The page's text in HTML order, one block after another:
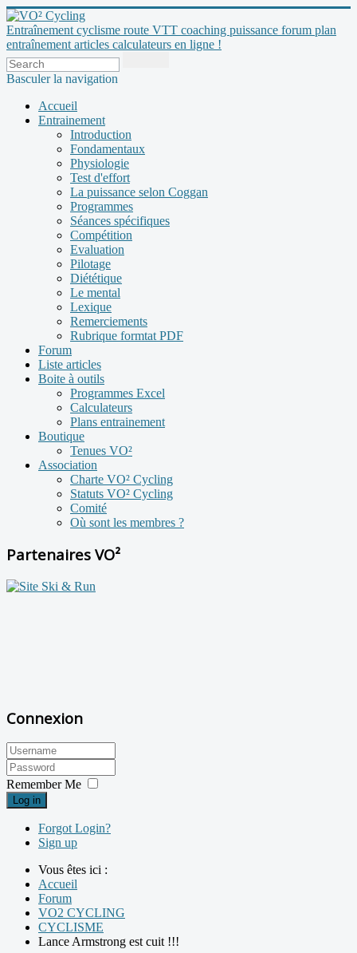
Entraînement cyclisme route VTT coaching puissance forum plan
entraînement articles calculateurs en ligne !
Basculer la navigation
Accueil
Entrainement
Introduction
Fondamentaux
Physiologie
Test d'effort
La puissance selon Coggan
Programmes
Séances spécifiques
Compétition
Evaluation
Pilotage
Diététique
Le mental
Lexique
Remerciements
Rubrique formtat PDF
Forum
Liste articles
Boite à outils
Programmes Excel
Calculateurs
Plans entrainement
Boutique
Tenues VO²
Association
Charte VO² Cycling
Statuts VO² Cycling
Comité
Où sont les membres ?
Partenaires VO²
Connexion
Remember Me
Log in
Forgot Login?
Sign up
Vous êtes ici :
Accueil
Forum
VO2 CYCLING
CYCLISME
Lance Armstrong est cuit !!!